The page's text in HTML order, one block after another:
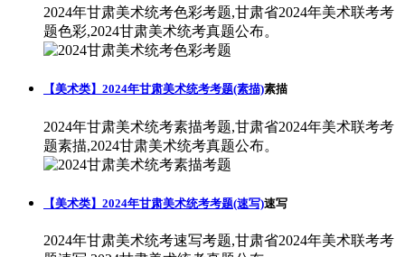
2024年甘肃美术统考色彩考题,甘肃省2024年美术联考考
题色彩,2024甘肃美术统考真题公布。
【美术类】2024年甘肃美术统考考题(素描)素描
2024年甘肃美术统考素描考题,甘肃省2024年美术联考考
题素描,2024甘肃美术统考真题公布。
【美术类】2024年甘肃美术统考考题(速写)速写
2024年甘肃美术统考速写考题,甘肃省2024年美术联考考